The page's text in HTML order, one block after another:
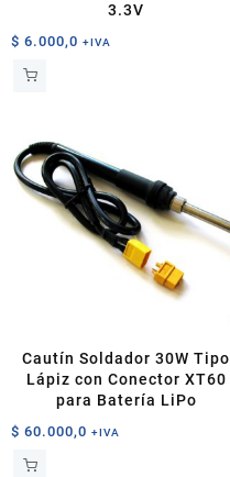
3.3V
$ 6.000,0 +IVA
Cautín Soldador 30W Tipo
Lápiz con Conector XT60
para Batería LiPo
$ 60.000,0 +IVA